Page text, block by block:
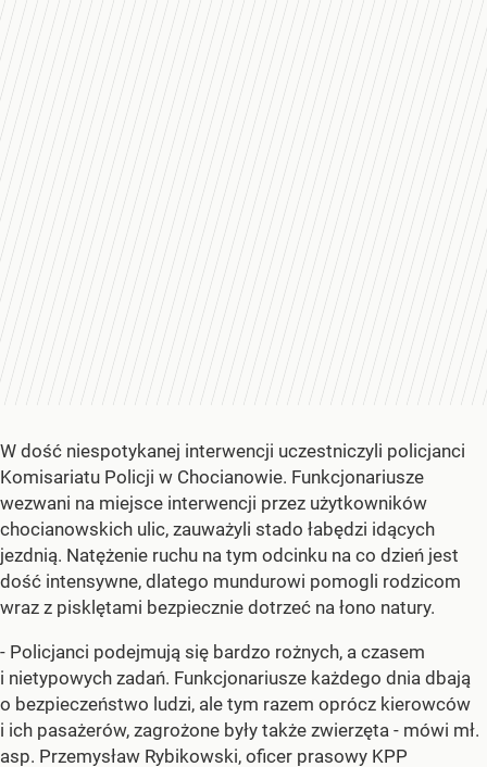
W dość niespotykanej interwencji uczestniczyli policjanci
Komisariatu Policji w Chocianowie. Funkcjonariusze
wezwani na miejsce interwencji przez użytkowników
chocianowskich ulic, zauważyli stado łabędzi idących
jezdnią. Natężenie ruchu na tym odcinku na co dzień jest
dość intensywne, dlatego mundurowi pomogli rodzicom
wraz z pisklętami bezpiecznie dotrzeć na łono natury.
- Policjanci podejmują się bardzo rożnych, a czasem
i nietypowych zadań. Funkcjonariusze każdego dnia dbają
o bezpieczeństwo ludzi, ale tym razem oprócz kierowców
i ich pasażerów, zagrożone były także zwierzęta - mówi mł.
asp. Przemysław Rybikowski, oficer prasowy KPP